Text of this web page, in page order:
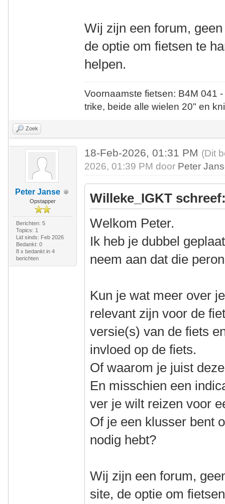
Wij zijn een forum,
de optie om fietsen te
helpen.
Voornaamste fietsen: B4M
trike, beide alle wielen 20" en
Zoek
Peter Janse
Opstapper
Berichten: 5
Topics: 1
Lid sinds: Feb 2026
Bedankt: 0
8 x bedankt in 4
berichten
18-Feb-2026, 01:31 PM (Dit
2026, 01:39 PM door Peter
Willeke_IGKT
Welkom Peter.
Ik heb je dubbel
neem aan dat die
Kun je wat meer over
relevant zijn voor de
versie(s) van de fiets
invloed op de fiets.
Of waarom je juist
En misschien een
ver je wilt reizen voor
Of je een klusser bent
nodig hebt?
Wij zijn een forum,
site, de optie om